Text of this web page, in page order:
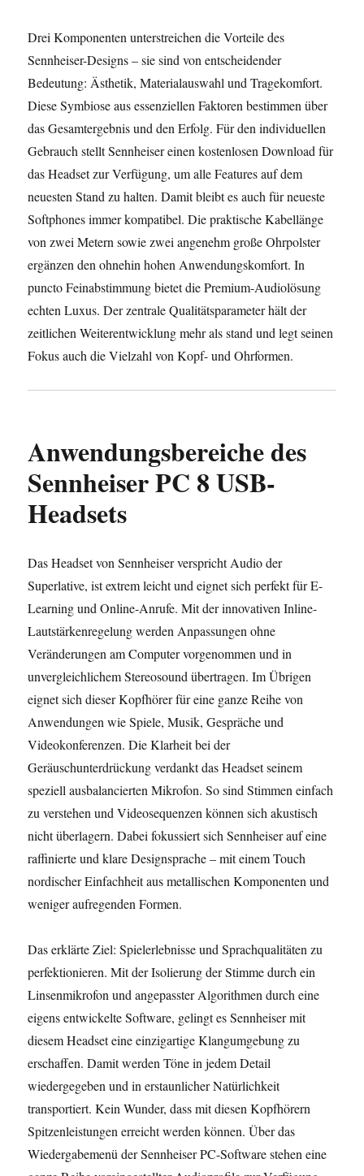
Drei Komponenten unterstreichen die Vorteile des
Sennheiser-Designs – sie sind von entscheidender
Bedeutung: Ästhetik, Materialauswahl und Tragekomfort.
Diese Symbiose aus essenziellen Faktoren bestimmen über
das Gesamtergebnis und den Erfolg. Für den individuellen
Gebrauch stellt Sennheiser einen kostenlosen Download für
das Headset zur Verfügung, um alle Features auf dem
neuesten Stand zu halten. Damit bleibt es auch für neueste
Softphones immer kompatibel. Die praktische Kabellänge
von zwei Metern sowie zwei angenehm große Ohrpolster
ergänzen den ohnehin hohen Anwendungskomfort. In
puncto Feinabstimmung bietet die Premium-Audiolösung
echten Luxus. Der zentrale Qualitätsparameter hält der
zeitlichen Weiterentwicklung mehr als stand und legt seinen
Fokus auch die Vielzahl von Kopf- und Ohrformen.
Anwendungsbereiche des
Sennheiser PC 8 USB-
Headsets
Das Headset von Sennheiser verspricht Audio der
Superlative, ist extrem leicht und eignet sich perfekt für E-
Learning und Online-Anrufe. Mit der innovativen Inline-
Lautstärkenregelung werden Anpassungen ohne
Veränderungen am Computer vorgenommen und in
unvergleichlichem Stereosound übertragen. Im Übrigen
eignet sich dieser Kopfhörer für eine ganze Reihe von
Anwendungen wie Spiele, Musik, Gespräche und
Videokonferenzen. Die Klarheit bei der
Geräuschunterdrückung verdankt das Headset seinem
speziell ausbalancierten Mikrofon. So sind Stimmen einfach
zu verstehen und Videosequenzen können sich akustisch
nicht überlagern. Dabei fokussiert sich Sennheiser auf eine
raffinierte und klare Designsprache – mit einem Touch
nordischer Einfachheit aus metallischen Komponenten und
weniger aufregenden Formen.
Das erklärte Ziel: Spielerlebnisse und Sprachqualitäten zu
perfektionieren. Mit der Isolierung der Stimme durch ein
Linsenmikrofon und angepasster Algorithmen durch eine
eigens entwickelte Software, gelingt es Sennheiser mit
diesem Headset eine einzigartige Klangumgebung zu
erschaffen. Damit werden Töne in jedem Detail
wiedergegeben und in erstaunlicher Natürlichkeit
transportiert. Kein Wunder, dass mit diesen Kopfhörern
Spitzenleistungen erreicht werden können. Über das
Wiedergabemenü der Sennheiser PC-Software stehen eine